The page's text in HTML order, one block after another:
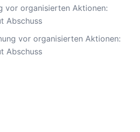
vor organisierten Aktionen:
Abschuss
vor organisierten Aktionen:
Abschuss